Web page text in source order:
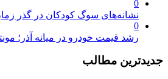
0
نشانه‌های سوگ کودکان در گذر
0
رشد قیمت خودرو در میانه آذر؛
جدیدترین مطالب